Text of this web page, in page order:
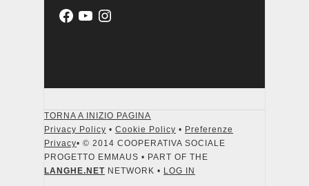
TORNA A INIZIO PAGINA
Privacy Policy • Cookie Policy • Preferenze
Privacy• © 2014 COOPERATIVA SOCIALE
PROGETTO EMMAUS • PART OF THE
LANGHE.NET NETWORK • LOG IN